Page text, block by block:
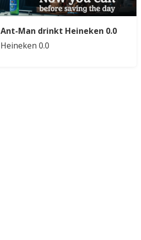
Ant-Man drinkt Heineken 0.0
Heineken 0.0